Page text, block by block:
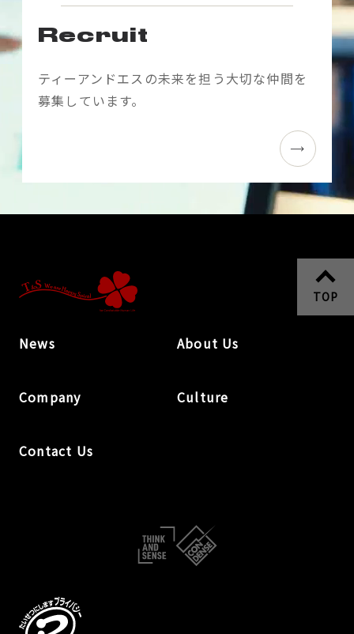
Recruit
ティーアンドエスの未来を担う大切な仲間を
募集しています。
News About Us
Company Culture
Contact Us
TOP